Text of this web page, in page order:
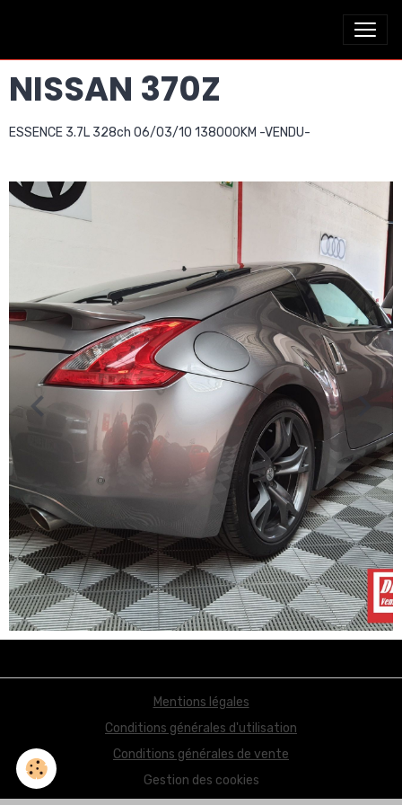
NISSAN 370Z
ESSENCE 3.7L 328ch 06/03/10 138000KM -VENDU-
Mentions légales
Conditions générales d'utilisation
Conditions générales de vente
Gestion des cookies